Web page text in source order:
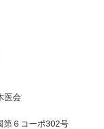
医会
第６コーポ302号